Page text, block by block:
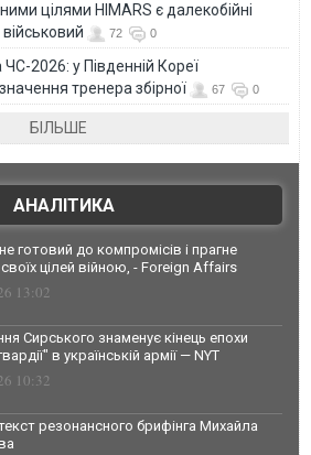
цілями HIMARS є далекобійні
72 0
ЧС-2026: у Південній Кореї
тренера збірної
67 0
БІЛЬШЕ
АНАЛІТИКА
готовий до компромісів і прагне
цілей війною, - Foreign Affairs
13:02
Сирського знаменує кінець епохи
в українській армії — NYT
10:32
резонансного брифінга Михайла